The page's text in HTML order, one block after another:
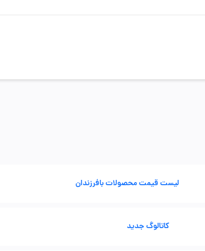
لیست قیمت محصولات بافرزندان
کاتالوگ جدید